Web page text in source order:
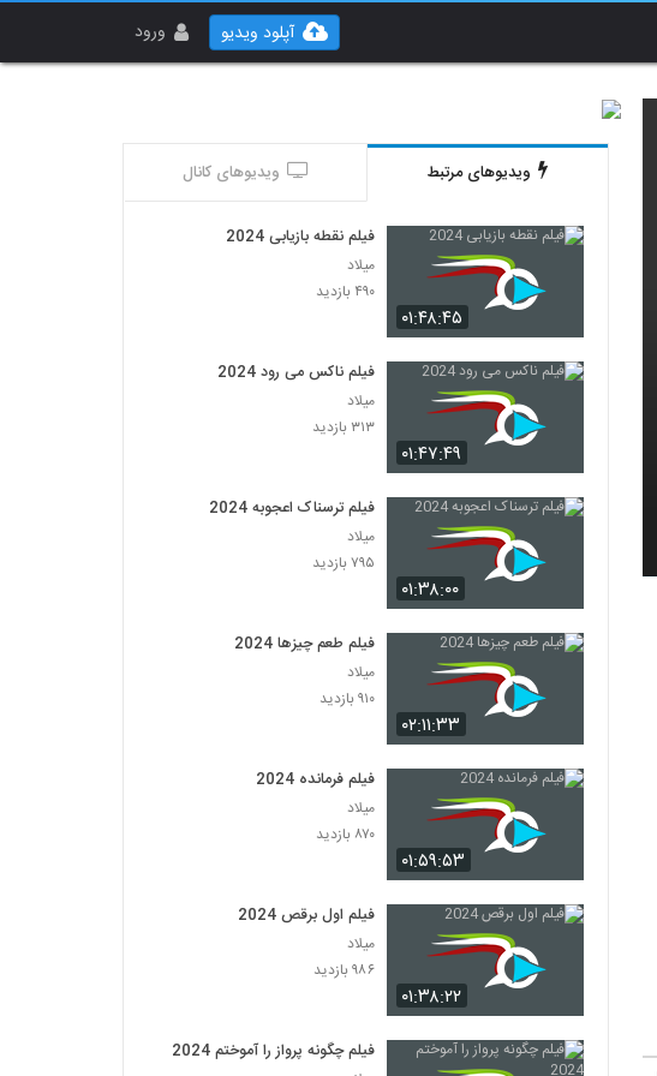
ورود آپلود ویدیو
ویدیوهای مرتبط ویدیوهای کانال
۰۱:۴۸:۴۵
فیلم نقطه بازیابی 2024
میلاد
۴۹۰ بازدید
۰۱:۴۷:۴۹
فیلم ناکس می رود 2024
میلاد
۳۱۳ بازدید
۰۱:۳۸:۰۰
فیلم ترسناک اعجوبه 2024
میلاد
۷۹۵ بازدید
۰۲:۱۱:۳۳
فیلم طعم چیزها 2024
میلاد
۹۱۰ بازدید
۰۱:۵۹:۵۳
فیلم فرمانده 2024
میلاد
۸۷۰ بازدید
۰۱:۳۸:۲۲
فیلم اول برقص 2024
میلاد
۹۸۶ بازدید
فیلم چگونه پرواز را آموختم 2024